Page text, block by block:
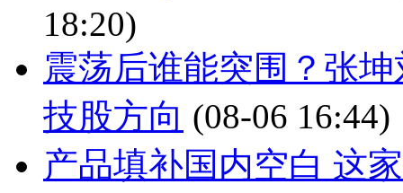
18:20)
震荡后谁能突围？张
技股方向 (08-06 16:44)
产品填补国内空白 这